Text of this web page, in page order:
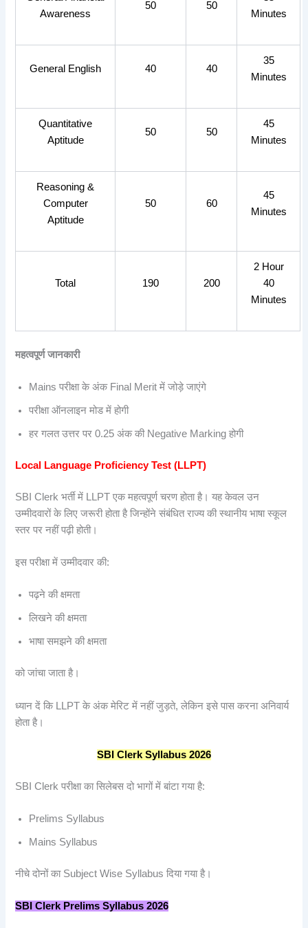
Awareness
50 50
Minutes
General English 40 40
35
Minutes
Quantitative
Aptitude
50 50
45
Minutes
Reasoning &
Computer
Aptitude
50 60
45
Minutes
Total 190 200
2 Hour
40
Minutes
महत्वपूर्णजानकारी
Mains परीक्षा के अंक Final Merit में जोड़े जाएंगे
परीक्षा ऑनलाइन मोड में होगी
हर गलत उत्तर पर 0.25 अंक की Negative Marking होगी
Local Language Proficiency Test (LLPT)
SBI Clerk भर्ती में LLPT एक महत्वपूर्ण चरण होता है। यह केवल उन
उम्मीदवारों के लिए जरूरी होता है जिन्होंने संबंधित राज्य की स्थानीय भाषा स्कूल
स्तर पर नहीं पढ़ी होती।
इस परीक्षा में उम्मीदवार की:
पढ़ने की क्षमता
लिखने की क्षमता
भाषा समझने की क्षमता
को जांचा जाता है।
ध्यान दें कि LLPT के अंक मेरिट में नहीं जुड़ते, लेकिन इसे पास करना अनिवार्य
होता है।
SBI Clerk Syllabus 2026
SBI Clerk परीक्षा का सिलेबस दो भागों में बांटा गया है:
Prelims Syllabus
Mains Syllabus
नीचे दोनों का Subject Wise Syllabus दिया गया है।
SBI Clerk Prelims Syllabus 2026